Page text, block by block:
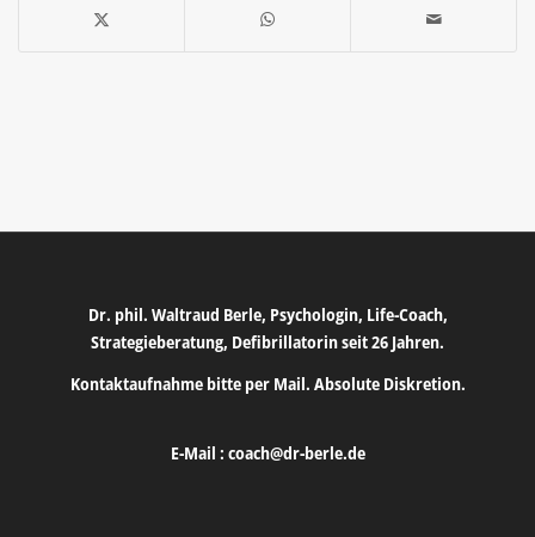
Dr. phil. Waltraud Berle, Psychologin, Life-Coach,
Strategieberatung, Defibrillatorin seit 26 Jahren.
Kontaktaufnahme bitte per Mail. Absolute Diskretion.
E-Mail : coach@dr-berle.de